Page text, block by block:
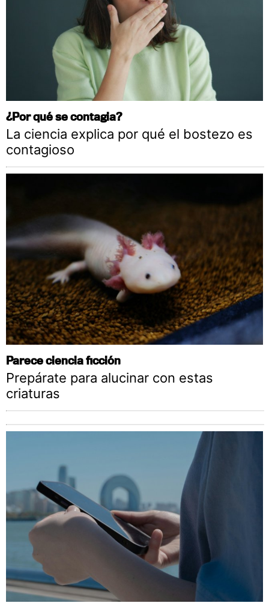
¿Por qué se contagia?
La ciencia explica por qué el bostezo es
contagioso
Parece ciencia ficción
Prepárate para alucinar con estas
criaturas